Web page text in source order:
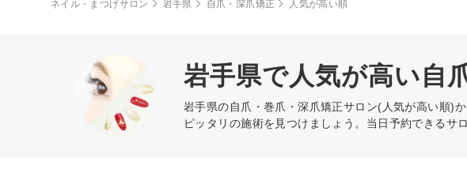
ネイル・まつげサロン 岩手県 自爪・深爪矯正 人気が高い順
岩手県で人気が高い自
岩手県の自爪・巻爪・深爪矯正サロン(人気が高い順)
ピッタリの施術を見つけましょう。当日予約できるサ